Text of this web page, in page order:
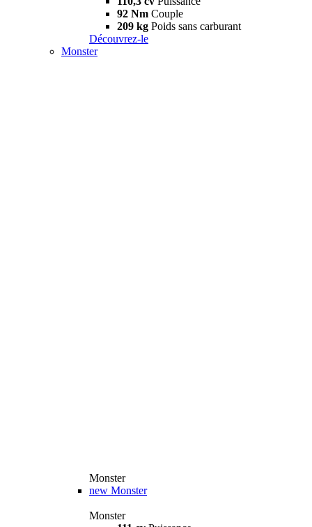
92 Nm Couple
209 kg Poids sans carburant
Découvrez-le
Monster
Monster
new Monster
Monster